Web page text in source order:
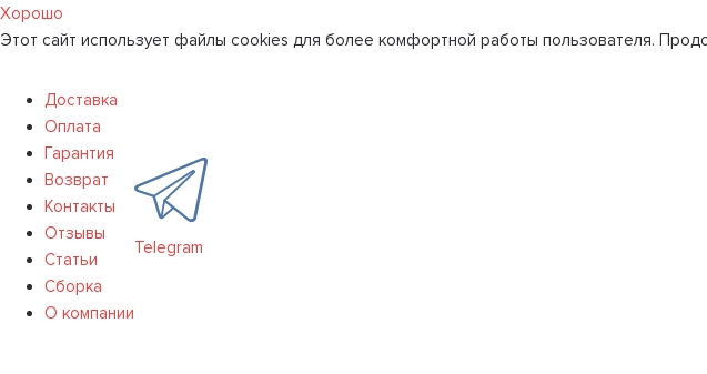
Хорошо
Этот сайт использует файлы cookies для более комфортной работы пользователя.
Доставка
Оплата
Гарантия
Возврат
Контакты
Отзывы
Статьи
Сборка
О компании
Telegram